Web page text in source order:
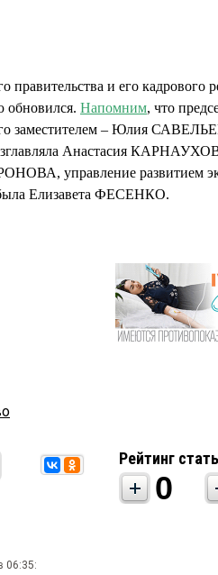
правительства и его кадрового
обновился. Напомним, что
– Юлия
Анастасия
управление развитием
Елизавета ФЕСЕНКО.
Рейтинг
0
06:35: